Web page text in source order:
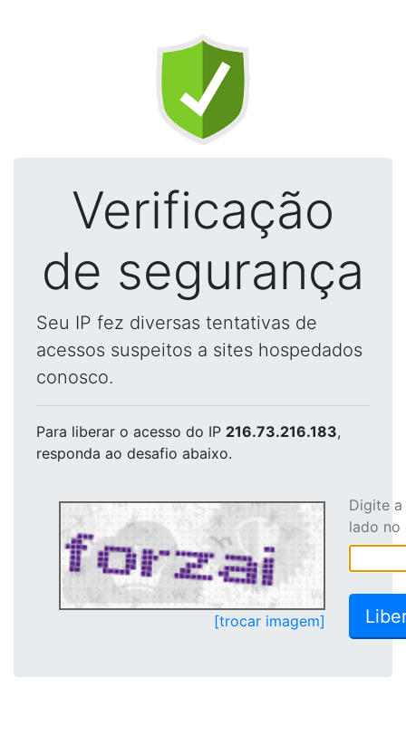
Verificação
de segurança
Seu IP fez diversas tentativas de
acessos suspeitos a sites hospedados
conosco.
Para liberar o acesso do IP 216.73.216.183,
responda ao desafio abaixo.
[trocar imagem]
Digite
lado no